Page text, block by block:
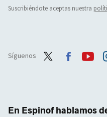
Suscribiéndote aceptas nuestra
Síguenos
En Espinof hablamos